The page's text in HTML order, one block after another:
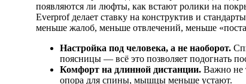
появляются ли люфты, как встают ролики на
Everprof делает ставку на конструктив и
меньше жалоб, меньше отвлечений, меньше
Настройка под человека, а не наоборот.
поясницы — всё это позволяет подогнать
Комфорт на длинной дистанции. Важно не
опора для спины, мышцы меньше устают.